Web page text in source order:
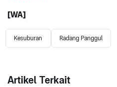
[WA]
Kesuburan Radang Panggul
Artikel Terkait